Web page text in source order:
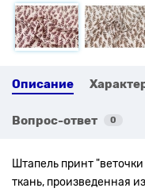
Описание
Вопрос-ответ 0
Штапель принт
ткань, произведенная